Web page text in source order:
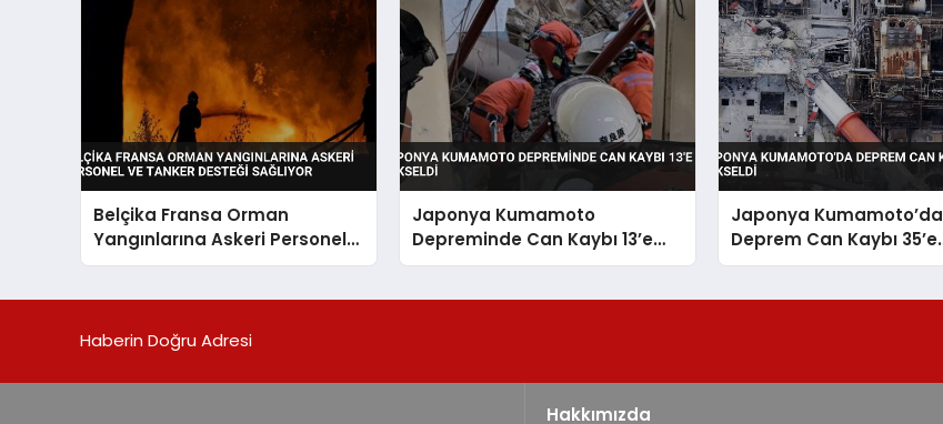
Belçika Fransa Orman
Yangınlarına Askeri Personel
ve Tanker Desteği Sağlıyor
Japonya Kumamoto
Depreminde Can Kaybı 13’e
Yükseldi
Japonya Kumamoto’da
Deprem Can Kaybı 35’e
Yükseldi
Haberin Doğru Adresi
Hakkımızda